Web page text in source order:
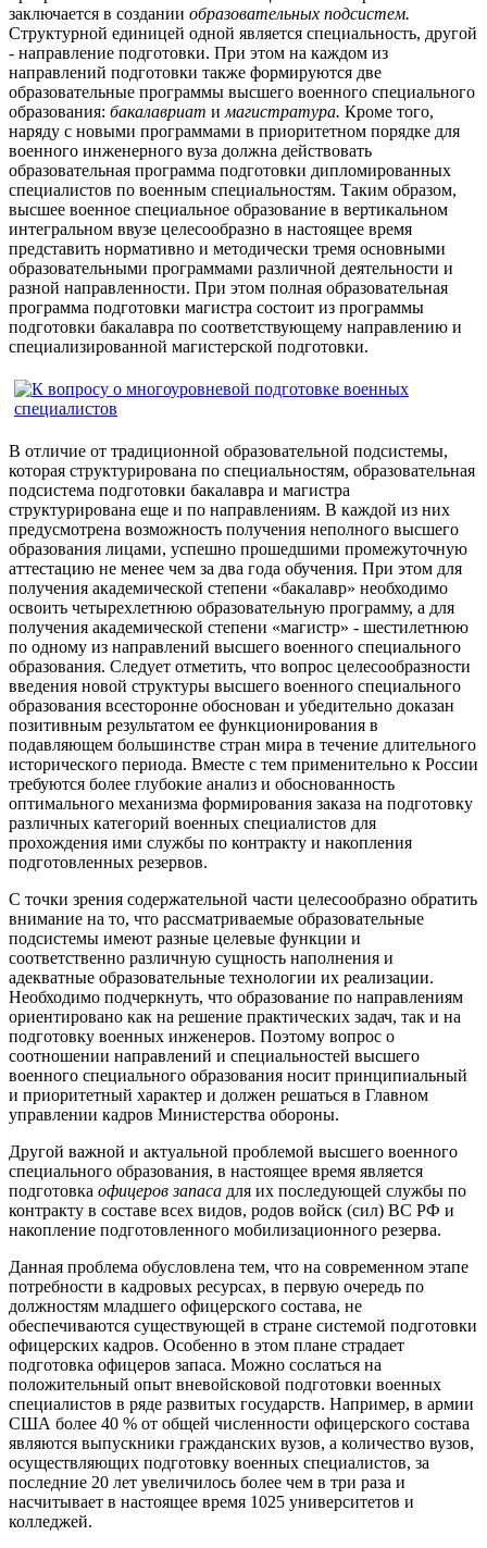
заключается в создании образовательных подсистем.
Структурной единицей одной является специальность, другой
- направление подготовки. При этом на каждом из
направлений подготовки также формируются две
образовательные программы высшего военного специального
образования: бакалавриат и магистратура. Кроме того,
наряду с новыми программами в приоритетном порядке для
военного инженерного вуза должна действовать
образовательная программа подготовки дипломированных
специалистов по военным специальностям. Таким образом,
высшее военное специальное образование в вертикальном
интегральном ввузе целесообразно в настоящее время
представить нормативно и методически тремя основными
образовательными программами различной деятельности и
разной направленности. При этом полная образовательная
программа подготовки магистра состоит из программы
подготовки бакалавра по соответствующему направлению и
специализированной магистерской подготовки.
В отличие от традиционной образовательной подсистемы,
которая структурирована по специальностям, образовательная
подсистема подготовки бакалавра и магистра
структурирована еще и по направлениям. В каждой из них
предусмотрена возможность получения неполного высшего
образования лицами, успешно прошедшими промежуточную
аттестацию не менее чем за два года обучения. При этом для
получения академической степени «бакалавр» необходимо
освоить четырехлетнюю образовательную программу, а для
получения академической степени «магистр» - шестилетнюю
по одному из направлений высшего военного специального
образования. Следует отметить, что вопрос целесообразности
введения новой структуры высшего военного специального
образования всесторонне обоснован и убедительно доказан
позитивным результатом ее функционирования в
подавляющем большинстве стран мира в течение длительного
исторического периода. Вместе с тем применительно к России
требуются более глубокие анализ и обоснованность
оптимального механизма формирования заказа на подготовку
различных категорий военных специалистов для
прохождения ими службы по контракту и накопления
подготовленных резервов.
С точки зрения содержательной части целесообразно обратить
внимание на то, что рассматриваемые образовательные
подсистемы имеют разные целевые функции и
соответственно различную сущность наполнения и
адекватные образовательные технологии их реализации.
Необходимо подчеркнуть, что образование по направлениям
ориентировано как на решение практических задач, так и на
подготовку военных инженеров. Поэтому вопрос о
соотношении направлений и специальностей высшего
военного специального образования носит принципиальный
и приоритетный характер и должен решаться в Главном
управлении кадров Министерства обороны.
Другой важной и актуальной проблемой высшего военного
специального образования, в настоящее время является
подготовка офицеров запаса для их последующей службы по
контракту в составе всех видов, родов войск (сил) ВС РФ и
накопление подготовленного мобилизационного резерва.
Данная проблема обусловлена тем, что на современном этапе
потребности в кадровых ресурсах, в первую очередь по
должностям младшего офицерского состава, не
обеспечиваются существующей в стране системой подготовки
офицерских кадров. Особенно в этом плане страдает
подготовка офицеров запаса. Можно сослаться на
положительный опыт вневойсковой подготовки военных
специалистов в ряде развитых государств. Например, в армии
США более 40 % от общей численности офицерского состава
являются выпускники гражданских вузов, а количество вузов,
осуществляющих подготовку военных специалистов, за
последние 20 лет увеличилось более чем в три раза и
насчитывает в настоящее время 1025 университетов и
колледжей.